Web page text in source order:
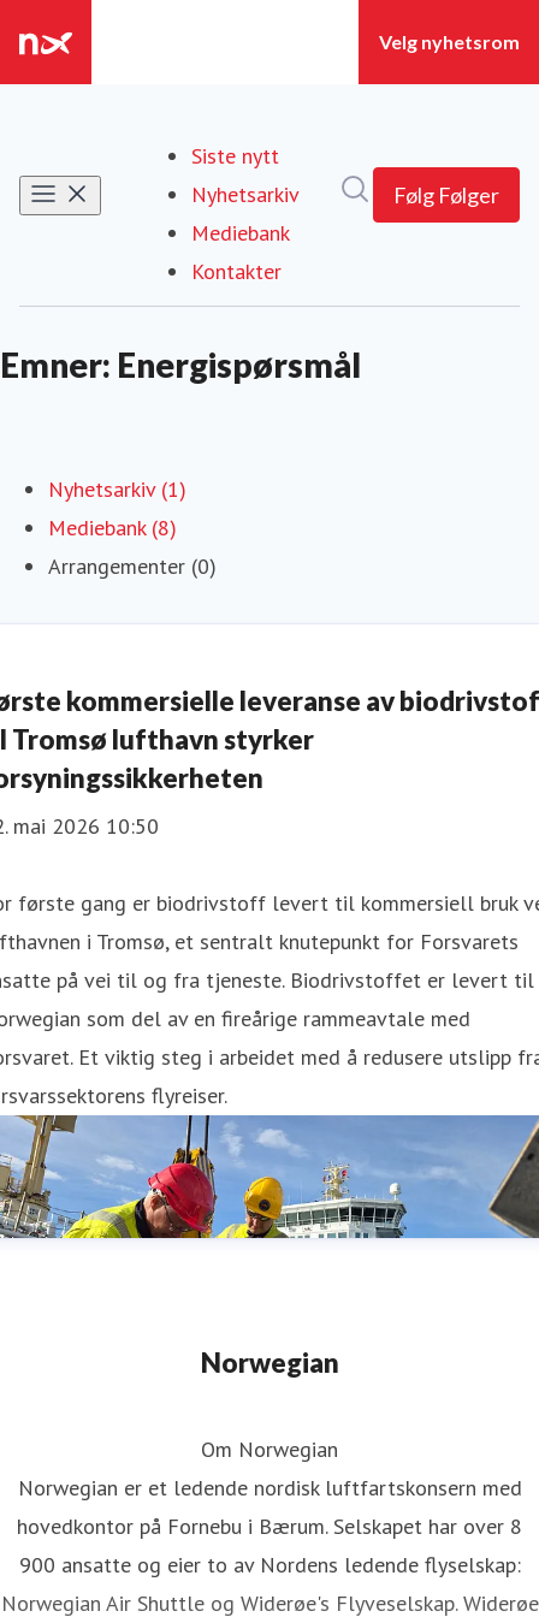
Siste nytt
Nyhetsarkiv
Mediebank
Kontakter
Følg Følger
Emner: Energispørsmål
Nyhetsarkiv (1)
Mediebank (8)
Arrangementer (0)
kommersielle leveranse av
Tromsø lufthavn styrker
mai 2026 10:50
første gang er biodrivstoff levert til kommersiell bruk
i Tromsø, et sentralt knutepunkt for Forsvarets
på vei til og fra tjeneste. Biodrivstoffet er levert til
som del av en fireårige rammeavtale med
Et viktig steg i arbeidet med å redusere utslipp
flyreiser.
Norwegian
Om Norwegian
Norwegian er et ledende nordisk luftfartskonsern med
hovedkontor på Fornebu i Bærum. Selskapet har over 8
900 ansatte og eier to av Nordens ledende flyselskap:
Norwegian Air Shuttle og Widerøe's Flyveselskap. Widerøe